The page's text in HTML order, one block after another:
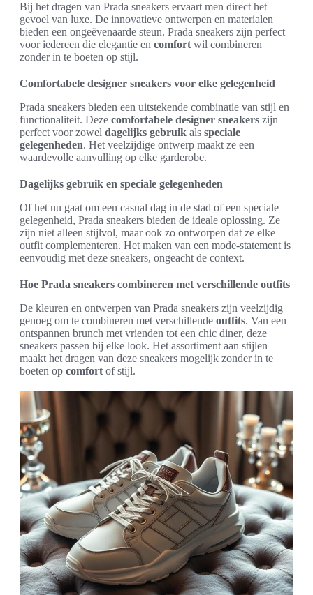
Bij het dragen van Prada sneakers ervaart men direct het
gevoel van luxe. De innovatieve ontwerpen en materialen
bieden een ongeëvenaarde steun. Prada sneakers zijn perfect
voor iedereen die elegantie en comfort wil combineren
zonder in te boeten op stijl.
Comfortabele designer sneakers voor elke gelegenheid
Prada sneakers bieden een uitstekende combinatie van stijl en
functionaliteit. Deze comfortabele designer sneakers zijn
perfect voor zowel dagelijks gebruik als speciale
gelegenheden. Het veelzijdige ontwerp maakt ze een
waardevolle aanvulling op elke garderobe.
Dagelijks gebruik en speciale gelegenheden
Of het nu gaat om een casual dag in de stad of een speciale
gelegenheid, Prada sneakers bieden de ideale oplossing. Ze
zijn niet alleen stijlvol, maar ook zo ontworpen dat ze elke
outfit complementeren. Het maken van een mode-statement is
eenvoudig met deze sneakers, ongeacht de context.
Hoe Prada sneakers combineren met verschillende outfits
De kleuren en ontwerpen van Prada sneakers zijn veelzijdig
genoeg om te combineren met verschillende outfits. Van een
ontspannen brunch met vrienden tot een chic diner, deze
sneakers passen bij elke look. Het assortiment aan stijlen
maakt het dragen van deze sneakers mogelijk zonder in te
boeten op comfort of stijl.